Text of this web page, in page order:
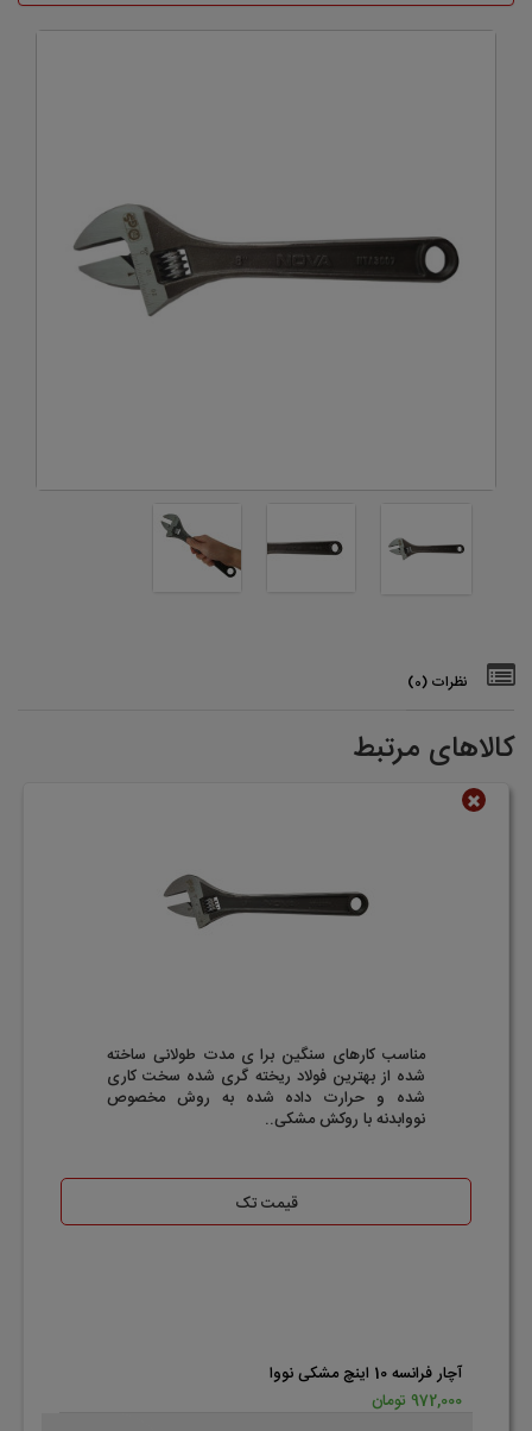
نظرات (0)
کالاهای مرتبط
مناسب کارهای سنگین برا ی مدت طولانی ساخته
شده از بهترین فولاد ریخته گری شده سخت کاری
شده و حرارت داده شده به روش مخصوص
نووابدنه با روکش مشکی..
قیمت تک
آچار فرانسه 10 اینچ مشکی نووا
972,000 تومان